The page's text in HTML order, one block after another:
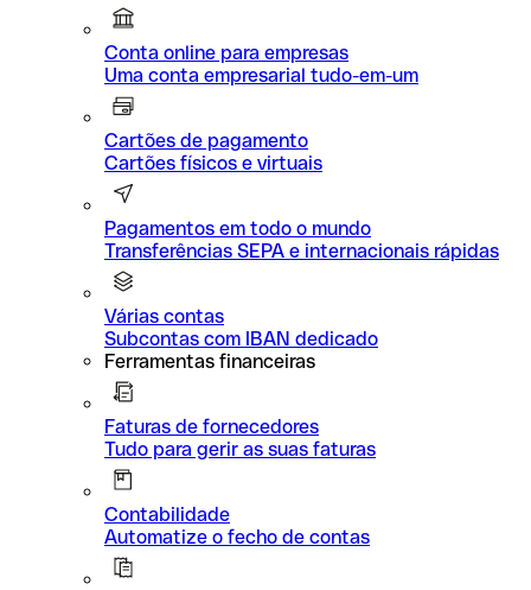
Conta online para empresas
Uma conta empresarial tudo-em-um
Cartões de pagamento
Cartões físicos e virtuais
Pagamentos em todo o mundo
Transferências SEPA e internacionais rápidas
Várias contas
Subcontas com IBAN dedicado
Ferramentas financeiras
Faturas de fornecedores
Tudo para gerir as suas faturas
Contabilidade
Automatize o fecho de contas